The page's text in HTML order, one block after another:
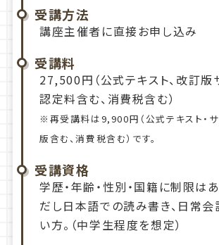
受講方法
講座主催者に直接お申し込み
受講料
27,500円（公式テキスト、改訂版
認定料含む、消費税含む）
※再受講料は9,900円（公式テキスト・
版含む、消費税含む）です。
受講資格
学歴・年齢・性別・国籍に制限は
だし日本語での読み書き、日常
い方。（中学生程度を想定）